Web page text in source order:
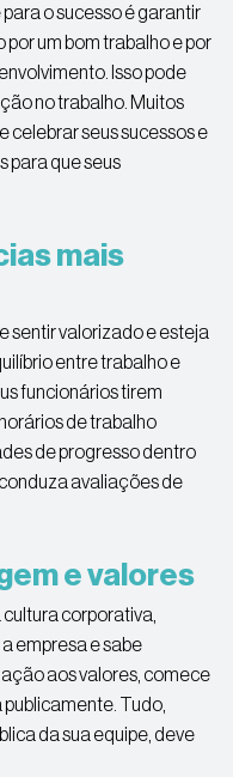
o sucesso é garantir
um bom trabalho e por
Isso pode
no trabalho. Muitos
celebrar seus sucessos e
para que seus
mais
sentir valorizado e esteja
entre trabalho e
funcionários tirem
de trabalho
de progresso dentro
avaliações de
e valores
corporativa,
empresa e sabe
aos valores, comece
Tudo,
da sua equipe, deve